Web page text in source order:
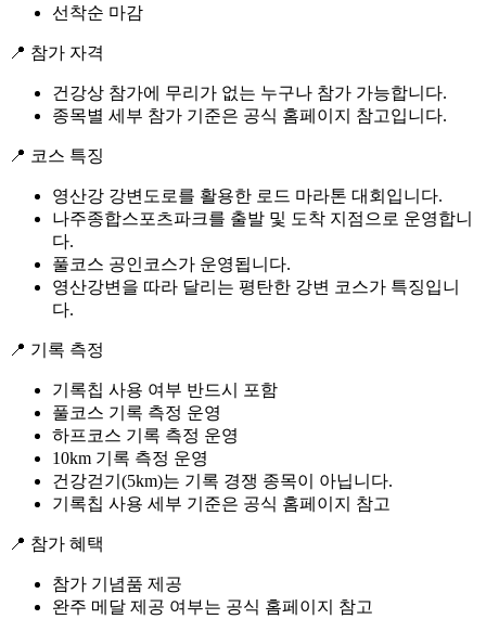
선착순 마감
📍 참가 자격
건강상 참가에 무리가 없는 누구나 참가 가능합니다.
종목별 세부 참가 기준은 공식 홈페이지 참고입니다.
📍 코스 특징
영산강 강변도로를 활용한 로드 마라톤 대회입니다.
나주종합스포츠파크를 출발 및 도착 지점으로 운영합니
다.
풀코스 공인코스가 운영됩니다.
영산강변을 따라 달리는 평탄한 강변 코스가 특징입니
다.
📍 기록 측정
기록칩 사용 여부 반드시 포함
풀코스 기록 측정 운영
하프코스 기록 측정 운영
10km 기록 측정 운영
건강걷기(5km)는 기록 경쟁 종목이 아닙니다.
기록칩 사용 세부 기준은 공식 홈페이지 참고
📍 참가 혜택
참가 기념품 제공
완주 메달 제공 여부는 공식 홈페이지 참고